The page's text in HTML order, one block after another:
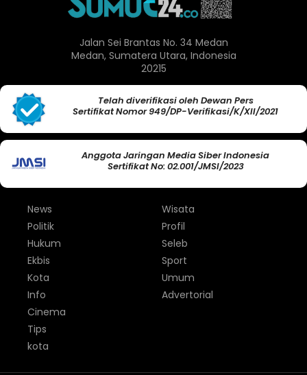
Jalan Sei Brantas No. 34 Medan
Medan, Sumatera Utara, Indonesia
20215
Telah diverifikasi oleh Dewan Pers
Sertifikat Nomor 949/DP-Verifikasi/K/XII/2021
Anggota Jaringan Media Siber Indonesia
Sertifikat No: 02.001/JMSI/2023
News
Politik
Hukum
Ekbis
Kota
Info
Wisata
Profil
Seleb
Sport
Umum
Advertorial
Cinema
Tips
kota